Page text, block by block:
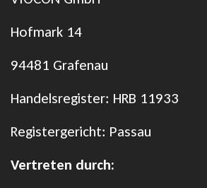
Hofmark 14
94481 Grafenau
Handelsregister: HRB 11933
Registergericht: Passau
Vertreten durch: